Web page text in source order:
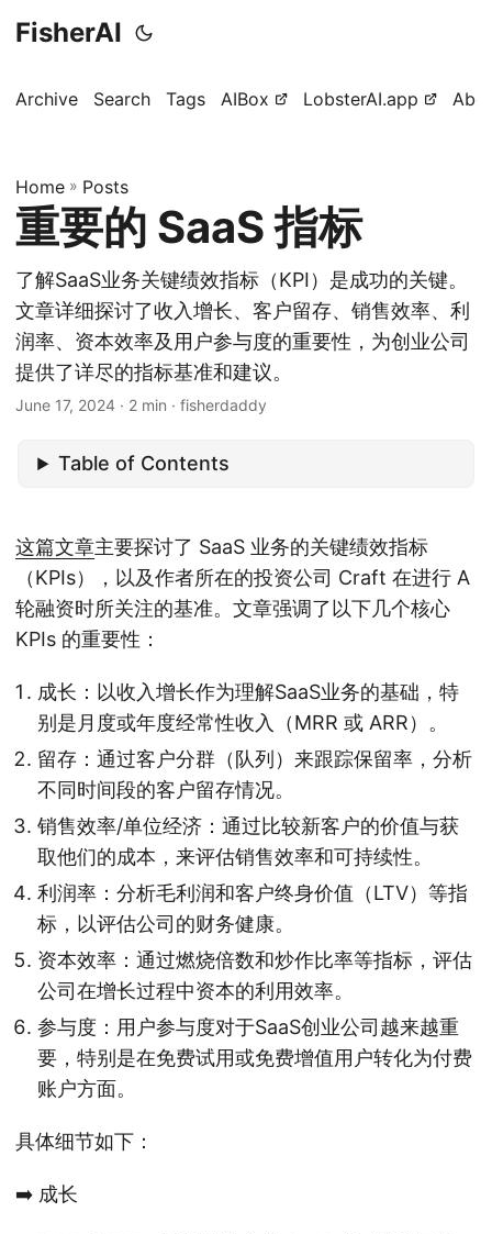
FisherAI
Archive Search Tags AIBox LobsterAI.app
Home » Posts
重要的 SaaS 指标
了解SaaS业务关键绩效指标（KPI）是成功的关键。
文章详细探讨了收入增长、客户留存、销售效率、利
润率、资本效率及用户参与度的重要性，为创业公司
提供了详尽的指标基准和建议。
June 17, 2024 · 2 min · fisherdaddy
Table of Contents
这篇文章主要探讨了 SaaS 业务的关键绩效指标
（KPIs），以及作者所在的投资公司 Craft 在进行 A
轮融资时所关注的基准。文章强调了以下几个核心
KPIs 的重要性：
成长：以收入增长作为理解SaaS业务的基础，特
别是月度或年度经常性收入（MRR 或 ARR）。
留存：通过客户分群（队列）来跟踪保留率，分析
不同时间段的客户留存情况。
销售效率/单位经济：通过比较新客户的价值与获
取他们的成本，来评估销售效率和可持续性。
利润率：分析毛利润和客户终身价值（LTV）等指
标，以评估公司的财务健康。
资本效率：通过燃烧倍数和炒作比率等指标，评估
公司在增长过程中资本的利用效率。
参与度：用户参与度对于SaaS创业公司越来越重
要，特别是在免费试用或免费增值用户转化为付费
账户方面。
具体细节如下：
➡️ 成长